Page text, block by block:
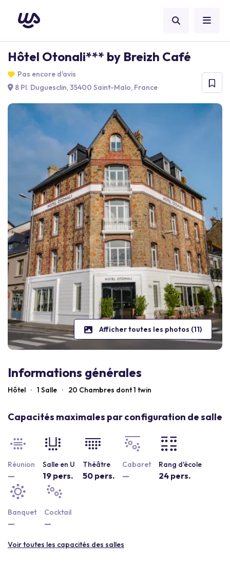
Hôtel Otonali*** by Breizh Café
Pas encore d'avis
8 Pl. Duguesclin, 35400 Saint-Malo, France
Afficher toutes les photos (11)
Informations générales
Hôtel · 1 Salle · 20 Chambres dont 1 twin
Capacités maximales par configuration de salle
Réunion
—
Salle en U
19 pers.
Théâtre
50 pers.
Cabaret
—
Rang d'école
24 pers.
Banquet
—
Cocktail
—
Voir toutes les capacités des salles